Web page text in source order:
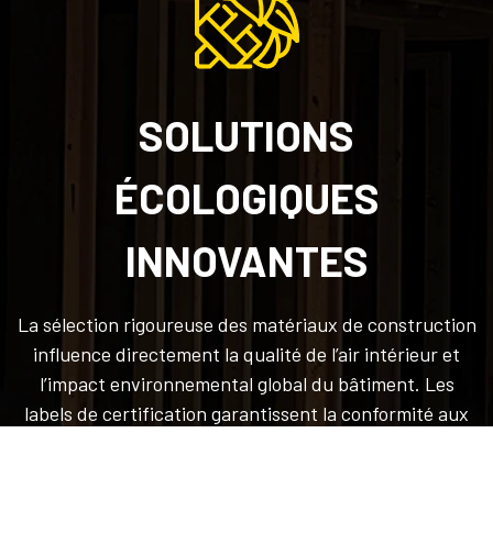
SOLUTIONS
ÉCOLOGIQUES
INNOVANTES
La sélection rigoureuse des matériaux de construction
influence directement la qualité de l’air intérieur et
l’impact environnemental global du bâtiment. Les
labels de certification garantissent la conformité aux